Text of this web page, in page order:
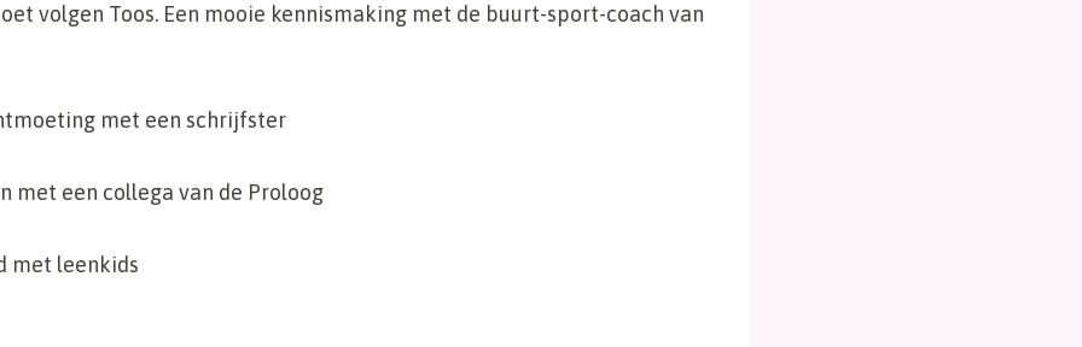
volgen Toos. Een mooie kennismaking met de buurt-sport-coach van
met een schrijfster
met een collega van de Proloog
met leenkids